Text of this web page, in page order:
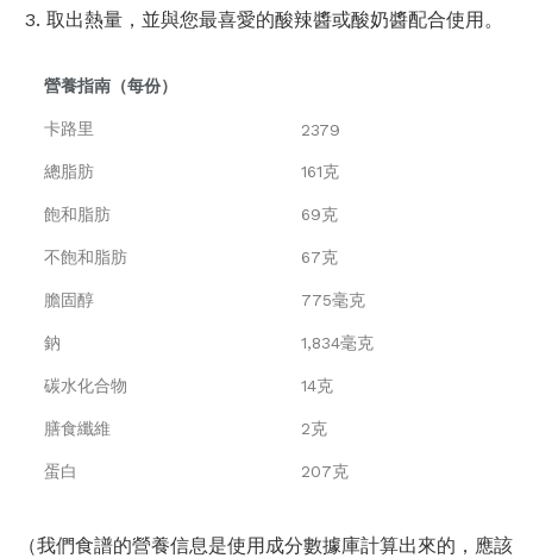
取出熱量，並與您最喜愛的酸辣醬或酸奶醬配合使用。
營養指南（每份）
卡路里 2379
總脂肪 161克
飽和脂肪 69克
不飽和脂肪 67克
膽固醇 775毫克
鈉 1,834毫克
碳水化合物 14克
膳食纖維 2克
蛋白 207克
（我們食譜的營養信息是使用成分數據庫計算出來的，應該